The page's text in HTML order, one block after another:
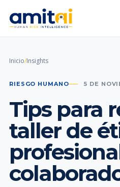
Inicio/Insights
RIESGO HUMANO 5 DE
Tips para
taller de